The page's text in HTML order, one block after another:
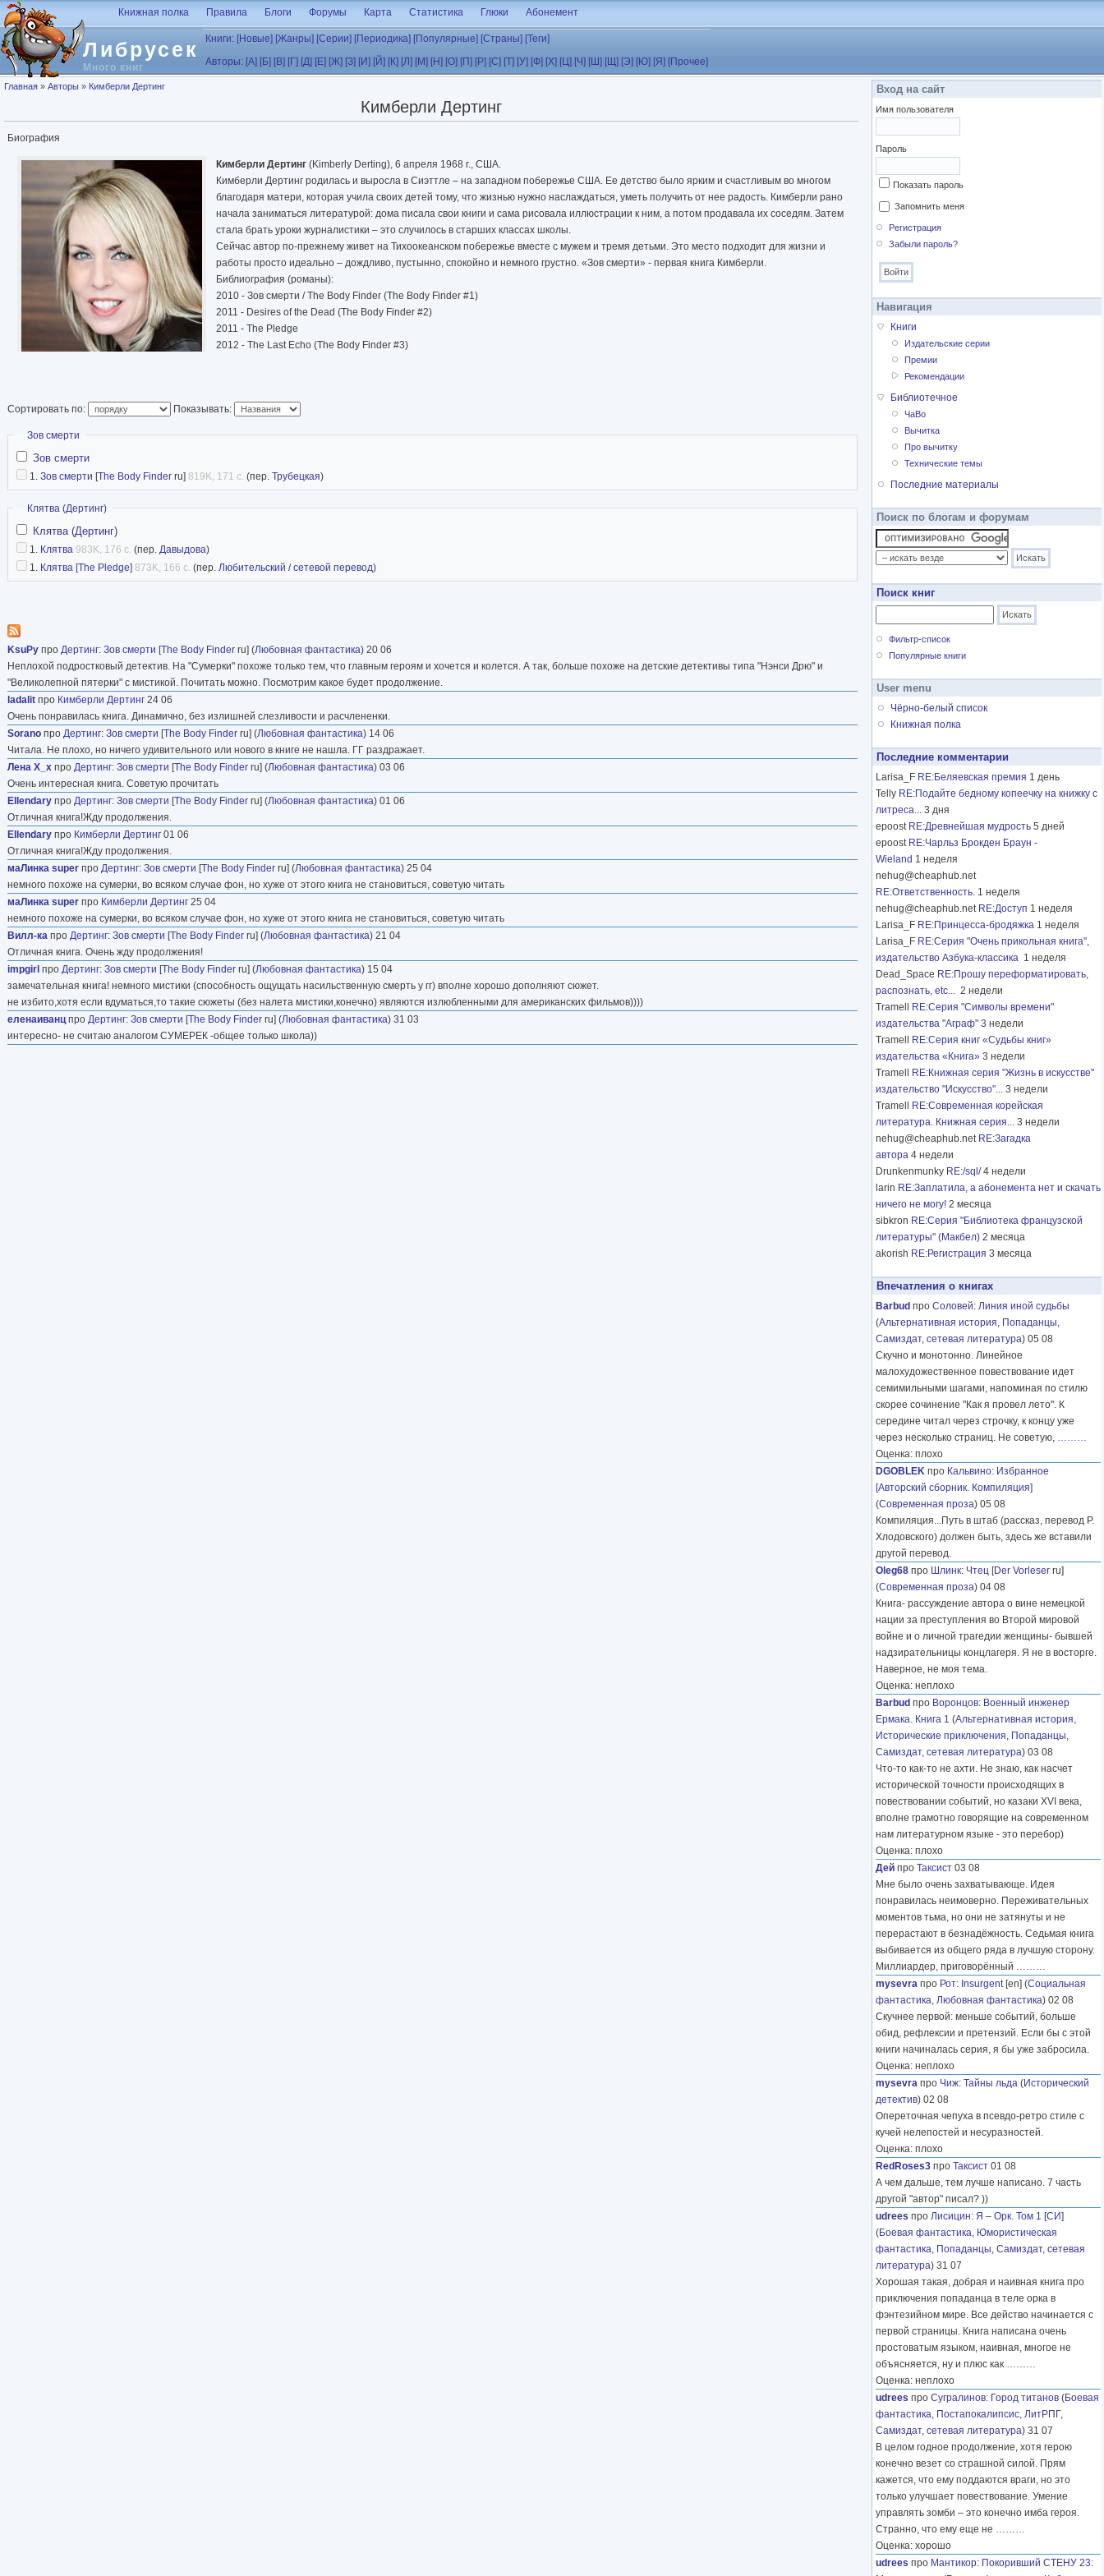
Перейти к основному содержанию
Либрусек
Много книг
Книжная полка Правила Блоги Форумы Карта Статистика Глюки Абонемент
Книги: [Новые] [Жанры] [Серии] [Периодика] [Популярные] [Страны] [Теги]
Авторы: [А] [Б] [В] [Г] [Д] [Е] [Ж] [З] [И] [Й] [К] [Л] [М] [Н] [О] [П] [Р] [С] [Т] [У] [Ф] [Х] [Ц] [Ч] [Ш] [Щ] [Э] [Ю] [Я] [Прочее]
Вы здесь
Главная » Авторы » Кимберли Дертинг
Кимберли Дертинг
Биография
Кимберли Дертинг (Kimberly Derting), 6 апреля 1968 г., США.
Кимберли Дертинг родилась и выросла в Сиэттле – на западном побережье США. Ее детство было ярким и счастливым во многом
благодаря матери, которая учила своих детей тому, что жизнью нужно наслаждаться, уметь получить от нее радость. Кимберли рано
начала заниматься литературой: дома писала свои книги и сама рисовала иллюстрации к ним, а потом продавала их соседям. Затем
стала брать уроки журналистики – это случилось в старших классах школы.
Сейчас автор по-прежнему живет на Тихоокеанском побережье вместе с мужем и тремя детьми. Это место подходит для жизни и
работы просто идеально – дождливо, пустынно, спокойно и немного грустно. «Зов смерти» - первая книга Кимберли.
Библиография (романы):
2010 - Зов смерти / The Body Finder (The Body Finder #1)
2011 - Desires of the Dead (The Body Finder #2)
2011 - The Pledge
2012 - The Last Echo (The Body Finder #3)
twitter
Сайт автора
Сортировать по: Показывать:
Скрыть
Зов смерти
Зов смерти
1. Зов смерти [The Body Finder ru] 819K, 171 с. (пер. Трубецкая)
Скрыть
Клятва (Дертинг)
Клятва (Дертинг)
1. Клятва 983K, 176 с. (пер. Давыдова)
1. Клятва [The Pledge] 873K, 166 с. (пер. Любительский / сетевой перевод)
KsuPy про Дертинг: Зов смерти [The Body Finder ru] (Любовная фантастика) 20 06
Неплохой подростковый детектив. На "Сумерки" похоже только тем, что главным героям и хочется и колется. А так, больше похоже на детские детективы типа "Нэнси Дрю" и
"Великолепной пятерки" с мистикой. Почитать можно. Посмотрим какое будет продолжение.
ladalit про Кимберли Дертинг 24 06
Очень понравилась книга. Динамично, без излишней слезливости и расчлененки.
Sorano про Дертинг: Зов смерти [The Body Finder ru] (Любовная фантастика) 14 06
Читала. Не плохо, но ничего удивительного или нового в книге не нашла. ГГ раздражает.
Лена Х_х про Дертинг: Зов смерти [The Body Finder ru] (Любовная фантастика) 03 06
Очень интересная книга. Советую прочитать
Ellendary про Дертинг: Зов смерти [The Body Finder ru] (Любовная фантастика) 01 06
Отличная книга!Жду продолжения.
Ellendary про Кимберли Дертинг 01 06
Отличная книга!Жду продолжения.
маЛинка super про Дертинг: Зов смерти [The Body Finder ru] (Любовная фантастика) 25 04
немного похоже на сумерки, во всяком случае фон, но хуже от этого книга не становиться, советую читать
маЛинка super про Кимберли Дертинг 25 04
немного похоже на сумерки, во всяком случае фон, но хуже от этого книга не становиться, советую читать
Вилл-ка про Дертинг: Зов смерти [The Body Finder ru] (Любовная фантастика) 21 04
Отличная книга. Очень жду продолжения!
impgirl про Дертинг: Зов смерти [The Body Finder ru] (Любовная фантастика) 15 04
замечательная книга! немного мистики (способность ощущать насильственную смерть у гг) вполне хорошо дополняют сюжет.
не избито,хотя если вдуматься,то такие сюжеты (без налета мистики,конечно) являются излюбленными для американских фильмов))))
еленаиванцпро Дертинг: Зов смерти [The Body Finder ru] (Любовная фантастика) 31 03
интересно- не считаю аналогом СУМЕРЕК -общее только школа))
Вход на сайт
Имя пользователя
Пароль
Показать пароль
Запомнить меня
Регистрация
Забыли пароль?
Навигация
Книги
Издательские серии
Премии
Рекомендации
Библиотечное
ЧаВо
Вычитка
Про вычитку
Технические темы
Последние материалы
Поиск по блогам и форумам
Поиск книг
Фильтр-список
Популярные книги
User menu
Чёрно-белый список
Книжная полка
Последние комментарии
Larisa_F RE:Беляевская премия 1 день
Telly RE:Подайте бедному копеечку на книжку с
литреса... 3 дня
epoost RE:Древнейшая мудрость 5 дней
epoost RE:Чарльз Брокден Браун -
Wieland 1 неделя
nehug@cheaphub.net
RE:Ответственность. 1 неделя
nehug@cheaphub.net RE:Доступ 1 неделя
Larisa_F RE:Принцесса-бродяжка 1 неделя
Larisa_F RE:Серия "Очень прикольная книга",
издательство Азбука-классика 1 неделя
Dead_Space RE:Прошу переформатировать,
распознать, etc... 2 недели
Tramell
RE:Серия "Символы времени"
издательства "Аграф" 3 недели
Tramell
RE:Серия книг «Судьбы книг»
издательства «Книга» 3 недели
Tramell
RE:Книжная серия "Жизнь в искусстве"
издательство "Искусство"... 3 недели
Tramell
RE:Современная корейская
литература. Книжная серия... 3 недели
nehug@cheaphub.net RE:Загадка
автора 4 недели
Drunkenmunky RE:/sql/ 4 недели
larin RE:Заплатила, а абонемента нет и скачать
ничего не могу! 2 месяца
sibkron RE:Серия "Библиотека французской
литературы" (Макбел) 2 месяца
akorish RE:Регистрация 3 месяца
Впечатления о книгах
Barbud про Соловей: Линия иной судьбы
(Альтернативная история, Попаданцы,
Самиздат, сетевая литература) 05 08
Скучно и монотонно. Линейное
малохудожественное повествование идет
семимильными шагами, напоминая по стилю
скорее сочинение "Как я провел лето". К
середине читал через строчку, к концу уже
через несколько страниц. Не советую, ………
Оценка: плохо
DGOBLEK про Кальвино: Избранное
[Авторский сборник. Компиляция]
(Современная проза) 05 08
Компиляция...Путь в штаб (рассказ, перевод Р.
Хлодовского) должен быть, здесь же вставили
другой перевод.
Oleg68 про Шлинк: Чтец [Der Vorleser ru]
(Современная проза) 04 08
Книга- рассуждение автора о вине немецкой
нации за преступления во Второй мировой
войне и о личной трагедии женщины- бывшей
надзирательницы концлагеря. Я не в восторге.
Наверное, не моя тема.
Оценка: неплохо
Barbud про Воронцов: Военный инженер
Ермака. Книга 1 (Альтернативная история,
Исторические приключения, Попаданцы,
Самиздат, сетевая литература) 03 08
Что-то как-то не ахти. Не знаю, как насчет
исторической точности происходящих в
повествовании событий, но казаки XVI века,
вполне грамотно говорящие на современном
нам литературном языке - это перебор)
Оценка: плохо
Дей про Таксист 03 08
Мне было очень захватывающе. Идея
понравилась неимоверно. Переживательных
моментов тьма, но они не затянуты и не
перерастают в безнадёжность. Седьмая книга
выбивается из общего ряда в лучшую сторону.
Миллиардер, приговорённый ………
mysevra про Рот: Insurgent[en] (Социальная
фантастика, Любовная фантастика) 02 08
Скучнее первой: меньше событий, больше
обид, рефлексии и претензий. Если бы с этой
книги начиналась серия, я бы уже забросила.
Оценка: неплохо
mysevra про Чиж: Тайны льда (Исторический
детектив) 02 08
Опереточная чепуха в псевдо-ретро стиле с
кучей нелепостей и несуразностей.
Оценка: плохо
RedRoses3 про Таксист 01 08
А чем дальше, тем лучше написано. 7 часть
другой "автор" писал? ))
udrees про Лисицин: Я – Орк. Том 1 [СИ]
(Боевая фантастика, Юмористическая
фантастика, Попаданцы, Самиздат, сетевая
литература) 31 07
Хорошая такая, добрая и наивная книга про
приключения попаданца в теле орка в
фэнтезийном мире. Все действо начинается с
первой страницы. Книга написана очень
простоватым языком, наивная, многое не
объясняется, ну и плюс как ………
Оценка: неплохо
udrees про Сугралинов: Город титанов (Боевая
фантастика, Постапокалипсис, ЛитРПГ,
Самиздат, сетевая литература) 31 07
В целом годное продолжение, хотя герою
конечно везет со страшной силой. Прям
кажется, что ему поддаются враги, но это
только улучшает повествование. Умение
управлять зомби – это конечно имба героя.
Странно, что ему еще не ………
Оценка: хорошо
udrees про Мантикор: Покоривший СТЕНУ 23: